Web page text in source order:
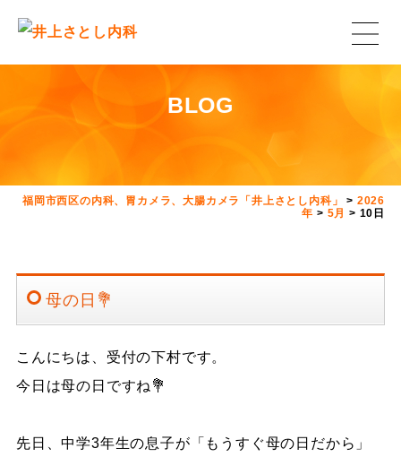
BLOG
福岡市西区の内科、胃カメラ、大腸カメラ「井上さとし内科」 > 2026
年 > 5月 > 10日
母の日💐
こんにちは、受付の下村です。
今日は母の日ですね💐
先日、中学3年生の息子が「もうすぐ母の日だから」